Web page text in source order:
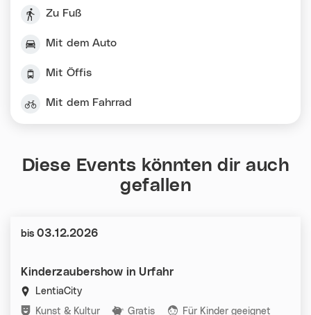
Zu Fuß
Mit dem Auto
Mit Öffis
Mit dem Fahrrad
Diese Events könnten dir auch
gefallen
Kinderzaubershow in Urfahr
LentiaCity
Kategorien:
Kunst & Kultur Gratis Für Kinder geeignet
Datum:
bis 03.12.2026